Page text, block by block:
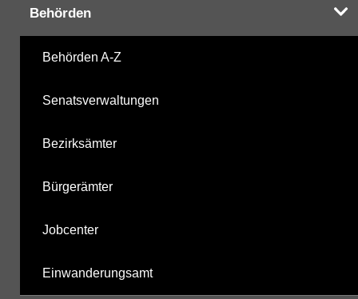
Behörden
Behörden A-Z
Senatsverwaltungen
Bezirksämter
Bürgerämter
Jobcenter
Einwanderungsamt